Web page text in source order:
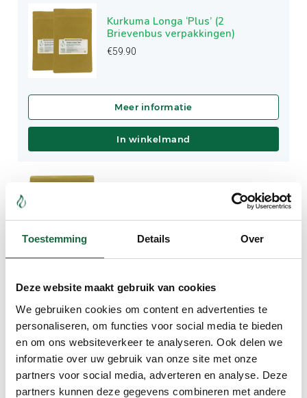
Toestemming Details Over
Deze website maakt gebruik van cookies
We gebruiken cookies om content en advertenties te
personaliseren, om functies voor social media te bieden
en om ons websiteverkeer te analyseren. Ook delen we
informatie over uw gebruik van onze site met onze
partners voor social media, adverteren en analyse. Deze
partners kunnen deze gegevens combineren met andere
Assortiment
Kurkuma Longa ‘Plus’ (2
Brievenbus verpakkingen)
€59.90
In winkelmand
In winkelmand